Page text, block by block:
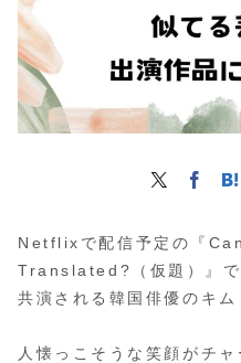
Netflixで配信予定の『
Translated?（仮題）』で
共演される韓国俳優のキム
人懐っこそうな笑顔がチ